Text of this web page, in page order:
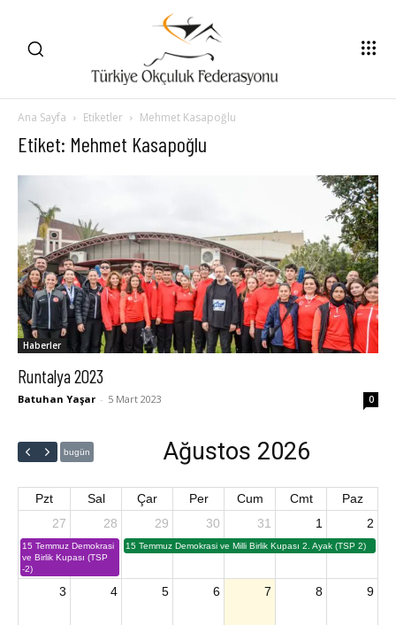
Ana Sayfa Etiketler Mehmet Kasapoğlu
Etiket: Mehmet Kasapoğlu
Haberler
Runtalya 2023
Batuhan Yaşar - 5 Mart 2023 0
bugün Ağustos 2026
Pzt Sal Çar Per Cum Cmt
Paz
27
15 Temmuz Demokrasi
ve Birlik Kupası (TSP
-2)
28 29
15 Temmuz Demokrasi ve Milli Birlik Kupası 2. Ayak (TSP 2)
30 31 1 2
3 4 5 6 7 8 9